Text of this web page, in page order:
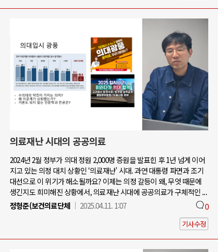
의료재난 시대의 공공의료
2024년 2월 정부가 의대 정원 2,000명 증원을 발표힌 후 1년 넘게 이어
지고 있는 의정 대치 상황인 ‘의료재난' 시대. 과연 대통령 파면과 조기
대선으로 이 위기가 해소될까요? 이제는 의정 갈등이 왜, 무엇 때문에
생긴지도 희미해진 상황에서, 의료재난 시대에 공공의료가 구체적인 ...
정형준(보건의료단체
2025.04.11. 1:07 0
기사수정